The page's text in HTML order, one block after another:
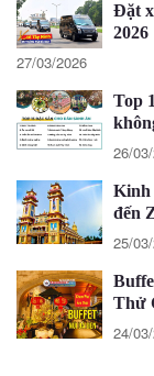
Đặt
2026
27/03/2026
Top
26/
Kinh
đến
25/
Thử
24/